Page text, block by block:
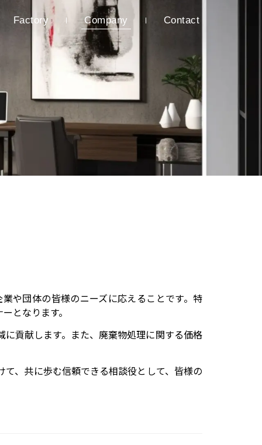
Factory Company Contact
や団体の皆様のニーズに応えることです。特
となります。
貢献します。また、廃棄物処理に関する価格
、共に歩む信頼できる相談役として、皆様の